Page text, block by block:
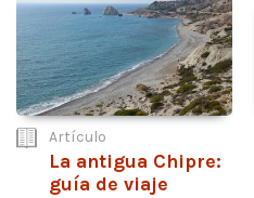
Artículo
La antigua Chipre:
guía de viaje